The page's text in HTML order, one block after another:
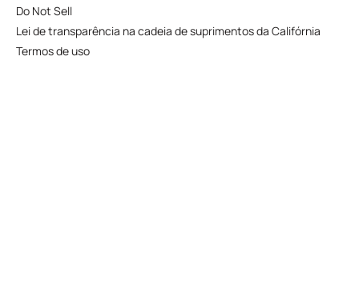
Do Not Sell
Lei de transparência na cadeia de suprimentos da Califórnia
Termos de uso